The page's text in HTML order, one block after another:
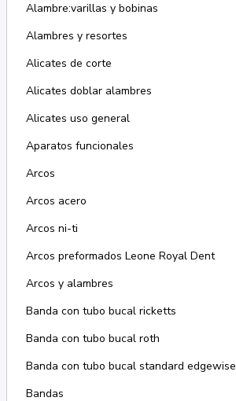
Alambre:varillas y bobinas
Alambres y resortes
Alicates de corte
Alicates doblar alambres
Alicates uso general
Aparatos funcionales
Arcos
Arcos acero
Arcos ni-ti
Arcos preformados Leone Royal Dent
Arcos y alambres
Banda con tubo bucal ricketts
Banda con tubo bucal roth
Banda con tubo bucal standard edgewise
Bandas